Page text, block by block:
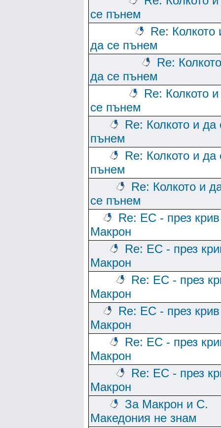
се пънем
Re: Колкото
да се пънем
Re:
да се пънем
Re: Колкото
се пънем
Re: Колкото и да
пънем
Re: Колкото и да
пънем
Re: Колкото и
се пънем
Re: ЕС - през крив
Макрон
Re: ЕС - през
Макрон
Re: ЕС - през
Макрон
Re: ЕС - през крив
Макрон
Re: ЕС - през
Макрон
Re: ЕС - през
Макрон
За Макрон и С.
Македония не знам